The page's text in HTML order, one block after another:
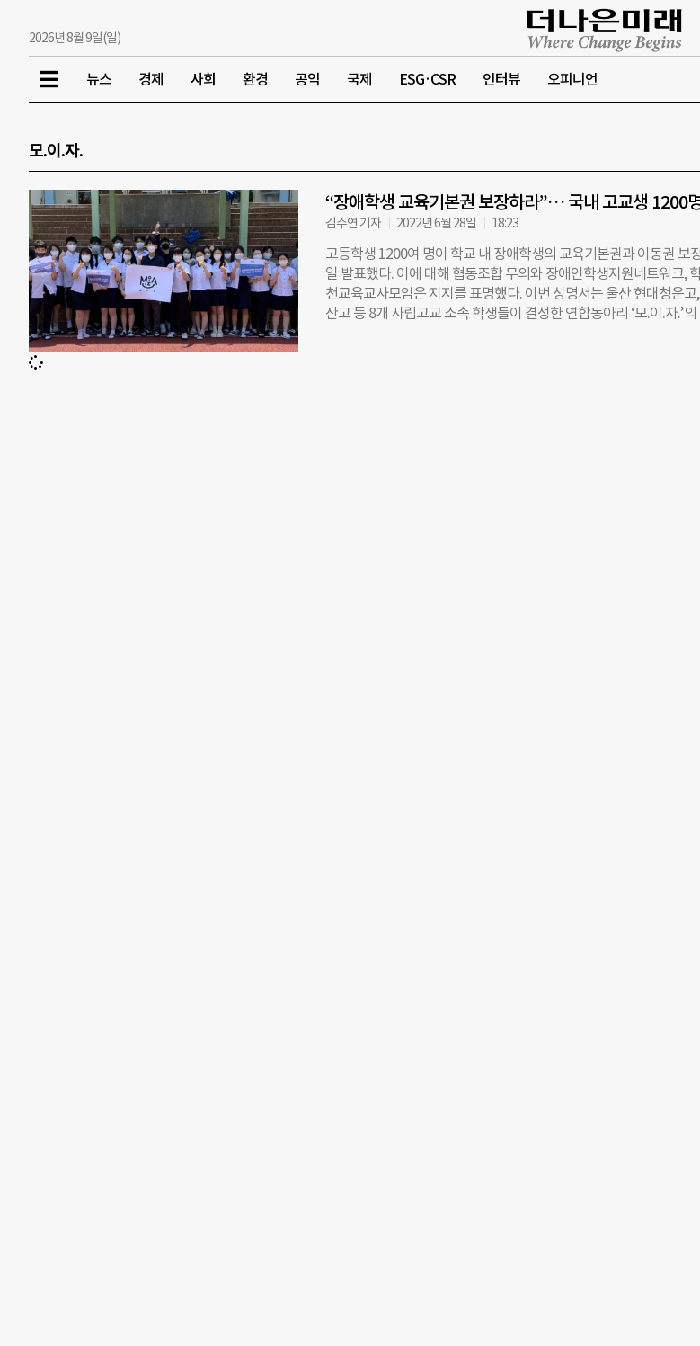
2026년 8월 9일(일)
뉴스 경제 사회 환경 공익 국제 ESG·CSR 인터뷰 오피니언
모.이.자.
“장애학생 교육기본권 보장하라”… 국내 고교생 1200
김수연 기자 2022년 6월 28일 18:23
고등학생 1200여 명이 학교 내 장애학생의 교육기본권과 이동권 보
일 발표했다. 이에 대해 협동조합 무의와 장애인학생지원네트워크,
천교육교사모임은 지지를 표명했다. 이번 성명서는 울산 현대청운
산고 등 8개 사립고교 소속 학생들이 결성한 연합동아리 ‘모.이.자.’